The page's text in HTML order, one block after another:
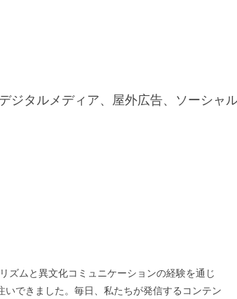
ジタルメディア、屋外広告、ソーシャ
ズムと異文化コミュニケーションの経験を通じ
できました。毎日、私たちが発信するコンテン